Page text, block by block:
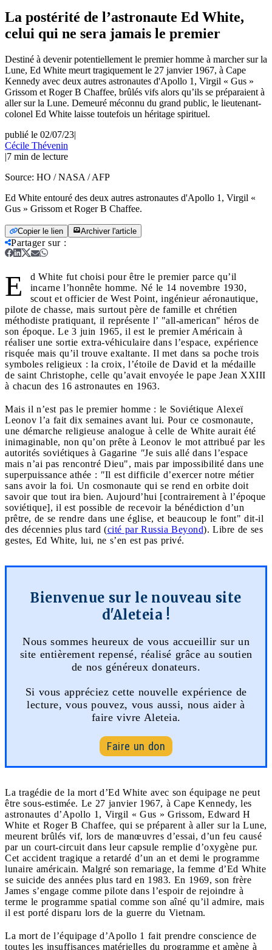
La postérité de l’astronaute Ed White,
celui qui ne sera jamais le premier
Destiné à devenir potentiellement le premier homme à marcher sur la
Lune, Ed White meurt tragiquement le 27 janvier 1967, à Cape
Kennedy avec deux autres astronautes d'Apollo 1, Virgil « Gus »
Grissom et Roger B Chaffee, brûlés vifs alors qu’ils se préparaient à
aller sur la Lune. Demeuré méconnu du grand public, le lieutenant-
colonel Ed White laisse toutefois un héritage spirituel.
publié le 02/07/23|
Cécile Thévenin
|7 min de lecture
Source: HO / NASA / AFP
Ed White entouré des deux autres astronautes d'Apollo 1, Virgil «
Gus » Grissom et Roger B Chaffee.
Copier le lien Archiver l'article
Partager sur:
E
d White fut choisi pour être le premier parce qu’il
incarne l’honnête homme. Né le 14 novembre 1930,
scout et officier de West Point, ingénieur aéronautique,
pilote de chasse, mais surtout père de famille et chrétien
méthodiste pratiquant, il représente l’ "all-american" héros de
son époque. Le 3 juin 1965, il est le premier Américain à
réaliser une sortie extra-véhiculaire dans l’espace, expérience
risquée mais qu’il trouve exaltante. Il met dans sa poche trois
symboles religieux : la croix, l’étoile de David et la médaille
de saint Christophe, celle qu’avait envoyée le pape Jean XXIII
à chacun des 16 astronautes en 1963.
Mais il n’est pas le premier homme : le Soviétique Alexeï
Leonov l’a fait dix semaines avant lui. Pour ce cosmonaute,
une démarche religieuse analogue à celle de White aurait été
inimaginable, non qu’on prête à Leonov le mot attribué par les
autorités soviétiques à Gagarine "Je suis allé dans l’espace
mais n’ai pas rencontré Dieu", mais par impossibilité dans une
superpuissance athée : "Il est difficile d’exercer notre métier
sans avoir la foi. Un cosmonaute qui se rend en orbite doit
savoir que tout ira bien. Aujourd’hui [contrairement à l’époque
soviétique], il est possible de recevoir la bénédiction d’un
prêtre, de se rendre dans une église, et beaucoup le font" dit-il
des décennies plus tard (cité par Russia Beyond). Libre de ses
gestes, Ed White, lui, ne s’en est pas privé.
Bienvenue sur le nouveau site
d'Aleteia !
Nous sommes heureux de vous accueillir sur un
site entièrement repensé, réalisé grâce au soutien
de nos généreux donateurs.
Si vous appréciez cette nouvelle expérience de
lecture, vous pouvez, vous aussi, nous aider à
faire vivre Aleteia.
Faire un don
La tragédie de la mort d’Ed White avec son équipage ne peut
être sous-estimée. Le 27 janvier 1967, à Cape Kennedy, les
astronautes d’Apollo 1, Virgil « Gus » Grissom, Edward H
White et Roger B Chaffee, qui se préparent à aller sur la Lune,
meurent brûlés vif, lors de manœuvres d’essai, d’un feu causé
par un court-circuit dans leur capsule remplie d’oxygène pur.
Cet accident tragique a retardé d’un an et demi le programme
lunaire américain. Malgré son remariage, la femme d’Ed White
se suicide des années plus tard en 1983. En 1969, son frère
James s’engage comme pilote dans l’espoir de rejoindre à
terme le programme spatial comme son aîné qu’il admire, mais
il est porté disparu lors de la guerre du Vietnam.
La mort de l’équipage d’Apollo 1 fait prendre conscience de
toutes les insuffisances matérielles du programme et amène à